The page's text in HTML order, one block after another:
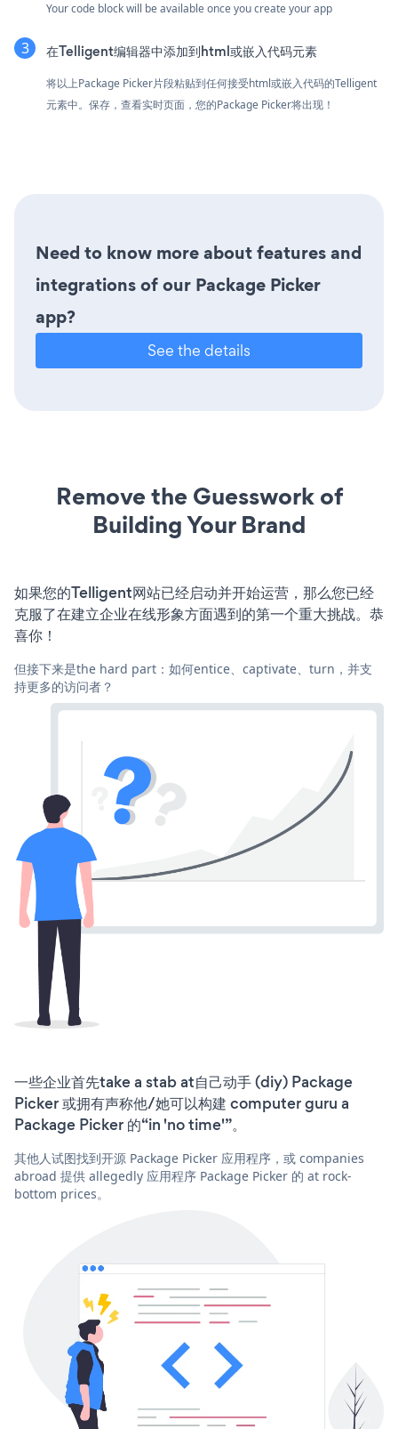
Your code block will be available once you create your app
在Telligent编辑器中添加到html或嵌入代码元素
将以上Package Picker片段粘贴到任何接受html或嵌入代码的Telligent
元素中。保存，查看实时页面，您的Package Picker将出现！
Need to know more about features and
integrations of our Package Picker
app?
See the details
Remove the Guesswork of
Building Your Brand
如果您的Telligent网站已经启动并开始运营，那么您已经
克服了在建立企业在线形象方面遇到的第一个重大挑战。恭
喜你！
但接下来是the hard part：如何entice、captivate、turn，并支
持更多的访问者？
一些企业首先take a stab at自己动手 (diy) Package
Picker 或拥有声称他/她可以构建 computer guru a
Package Picker 的“in 'no time'”。
其他人试图找到开源 Package Picker 应用程序，或 companies
abroad 提供 allegedly 应用程序 Package Picker 的 at rock-
bottom prices。